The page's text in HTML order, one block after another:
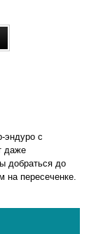
эндуро с
даже
добраться до
на пересеченке.